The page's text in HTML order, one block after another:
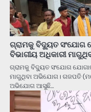
ଗ୍ରାମକୁ ବିଦ୍ୟୁତ ସଂଯୋଗ
ବିଭାଗୀୟ ଅଧିକାରୀ
ଗ୍ରାମକୁ ବିଦ୍ୟୁତ ସଂଯୋଗ
ମାଗୁଥିବା ଅଭିଯୋଗ। ଗଜପତି
ଅଭିଯୋଗ ଆସୁଛି…